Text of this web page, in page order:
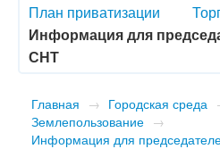
План приватизации
Информация для
СНТ
Главная → Городская среда
Землепользование →
Информация для